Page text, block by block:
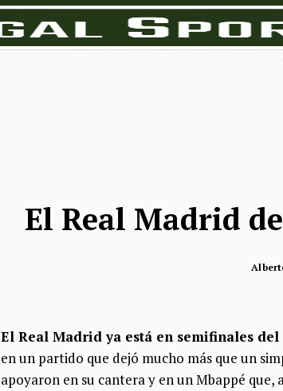
El Real Madrid
El Real Madrid ya está en semifinales
en un partido que dejó mucho más que un
apoyaron en su cantera y en un Mbappé